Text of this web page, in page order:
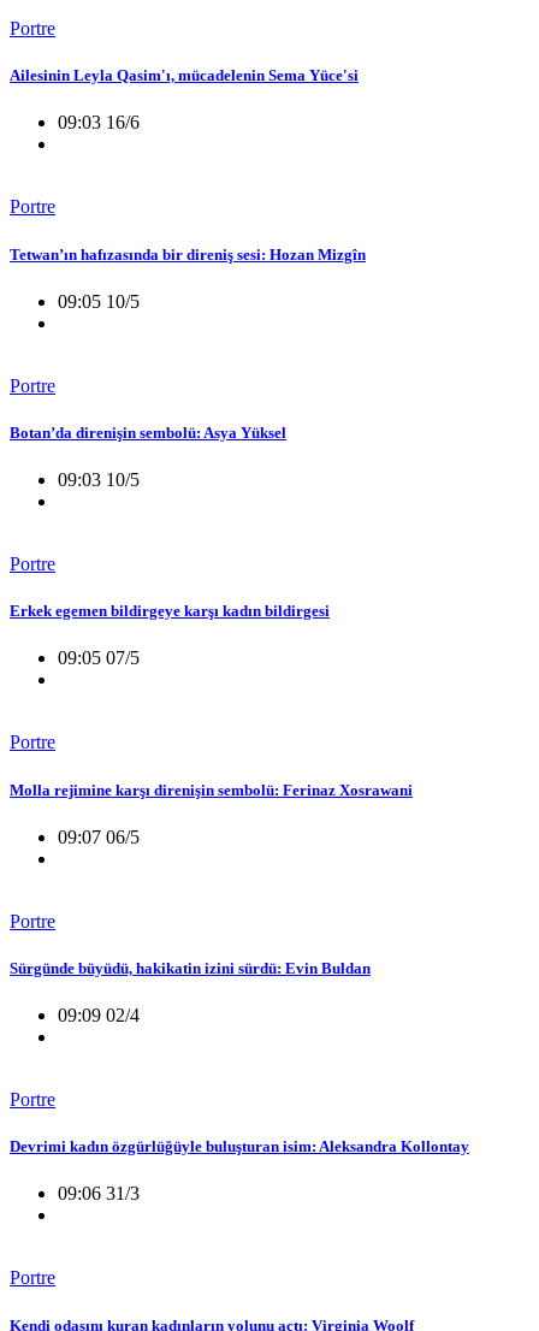
Portre
Ailesinin Leyla Qasim'ı, mücadelenin Sema Yüce'si
09:03 16/6
Portre
Tetwan’ın hafızasında bir direniş sesi: Hozan Mizgîn
09:05 10/5
Portre
Botan’da direnişin sembolü: Asya Yüksel
09:03 10/5
Portre
Erkek egemen bildirgeye karşı kadın bildirgesi
09:05 07/5
Portre
Molla rejimine karşı direnişin sembolü: Ferinaz Xosrawani
09:07 06/5
Portre
Sürgünde büyüdü, hakikatin izini sürdü: Evin Buldan
09:09 02/4
Portre
Devrimi kadın özgürlüğüyle buluşturan isim: Aleksandra Kollontay
09:06 31/3
Portre
Kendi odasını kuran kadınların yolunu açtı: Virginia Woolf